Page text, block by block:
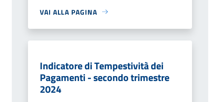
VAI ALLA PAGINA
Indicatore di Tempestività dei
Pagamenti - secondo trimestre
2024